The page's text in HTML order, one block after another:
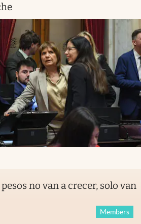
no van a crecer, solo van
Members